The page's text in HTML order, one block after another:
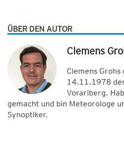
ÜBER DEN AUTOR
Clemens
Clemens
14.11.1978
Vorarlberg.
gemacht und bin Meteorologe
Synoptiker.